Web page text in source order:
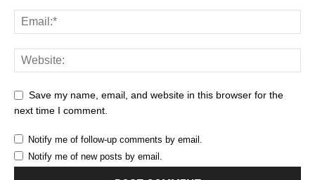
Save my name, email, and website in this browser for the
next time I comment.
Notify me of follow-up comments by email.
Notify me of new posts by email.